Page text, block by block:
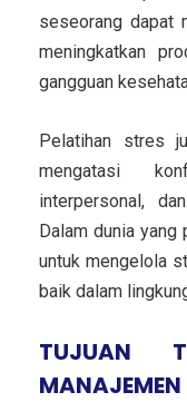
seseorang dapat
meningkatkan
gangguan
Pelatihan stres
mengatasi
interpersonal,
Dalam dunia yang
untuk mengelola
baik dalam
TUJUAN
MANAJEMEN